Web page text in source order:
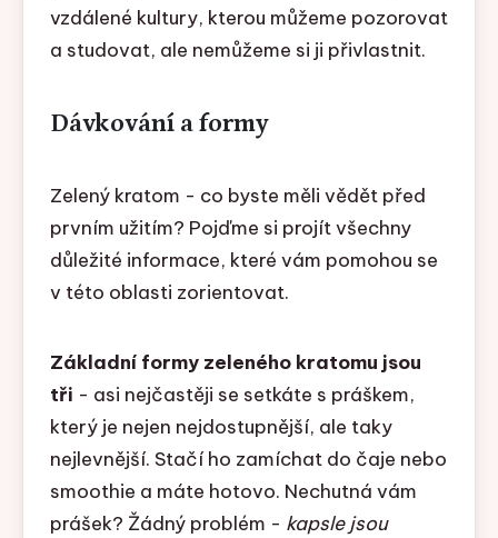
vzdálené kultury, kterou můžeme pozorovat
a studovat, ale nemůžeme si ji přivlastnit.
Dávkování a formy
Zelený kratom - co byste měli vědět před
prvním užitím? Pojďme si projít všechny
důležité informace, které vám pomohou se
v této oblasti zorientovat.
Základní formy zeleného kratomu jsou
tři - asi nejčastěji se setkáte s práškem,
který je nejen nejdostupnější, ale taky
nejlevnější. Stačí ho zamíchat do čaje nebo
smoothie a máte hotovo. Nechutná vám
prášek? Žádný problém - kapsle jsou